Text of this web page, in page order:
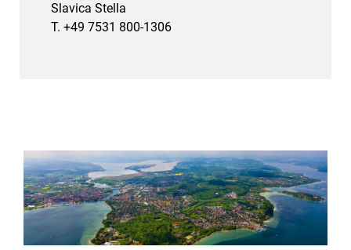
Slavica Stella
T. +49 7531 800-1306